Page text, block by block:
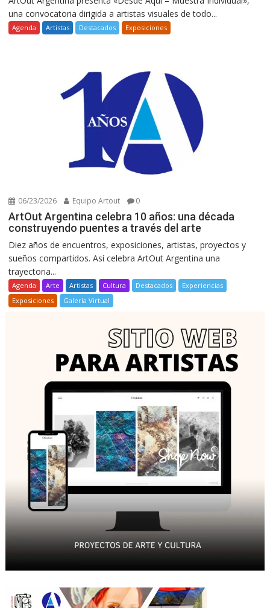
una convocatoria dirigida a artistas visuales de todo...
Agenda Artistas Destacados Exposiciones
06/23/2026 Equipo Artout 0
ArtOut Argentina celebra 10 años: una década
construyendo puentes a través del arte
Diez años de encuentros, exposiciones, artistas, proyectos y
sueños compartidos. Así celebra ArtOut Argentina una
trayectoria...
Agenda Arte Artistas Cultura Destacados
Experiencias
Exposiciones
Galería Virtual